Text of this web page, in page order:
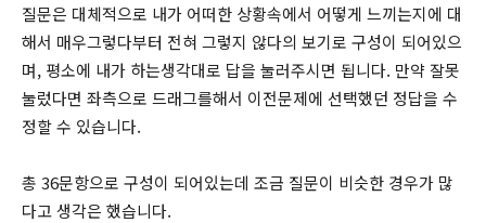
질문은 대체적으로 내가 어떠한 상황속에서 어떻게 느끼는지에 대
해서 매우그렇다부터 전혀 그렇지 않다의 보기로 구성이 되어있으
며, 평소에 내가 하는생각대로 답을 눌러주시면 됩니다. 만약 잘못
눌렀다면 좌측으로 드래그를해서 이전문제에 선택했던 정답을 수
정할 수 있습니다.
총 36문항으로 구성이 되어있는데 조금 질문이 비슷한 경우가 많
다고 생각은 했습니다.